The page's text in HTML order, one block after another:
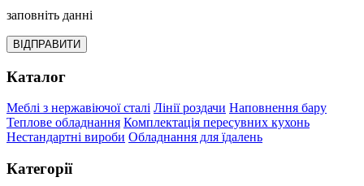
заповніть данні
ВІДПРАВИТИ
Каталог
Меблі з нержавіючої сталі Лінії роздачи Наповнення бару
Теплове обладнання Комплектація пересувних кухонь
Нестандартні вироби Обладнання для їдалень
Категорії